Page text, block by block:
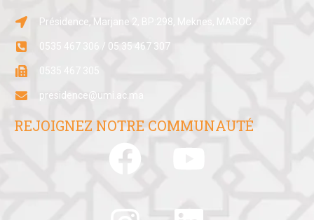
Présidence, Marjane 2, BP:298, Meknes, MAROC
0535 467 306 / 05 35 467 307
0535 467 305
presidence@umi.ac.ma
REJOIGNEZ NOTRE COMMUNAUTÉ